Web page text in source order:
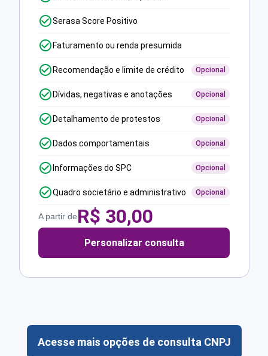
Serasa Score Positivo
Faturamento ou renda presumida
Recomendação e limite de crédito Opcional
Dívidas, negativas e anotações Opcional
Detalhamento de protestos Opcional
Dados comportamentais Opcional
Informações do SPC Opcional
Quadro societário e administrativo Opcional
A partir deR$ 30,00
Personalizar consulta
Acesse mais opções de consulta CNPJ